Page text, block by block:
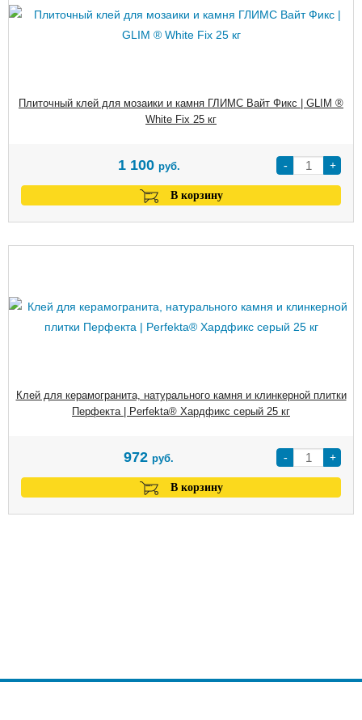
Плиточный клей для мозаики и камня ГЛИМС Вайт Фикс | GLIM ®
White Fix 25 кг
- +
1 100 руб.
В корзину
Клей для керамогранита, натурального камня и клинкерной плитки
Перфекта | Perfekta® Хардфикс серый 25 кг
- +
972 руб.
В корзину